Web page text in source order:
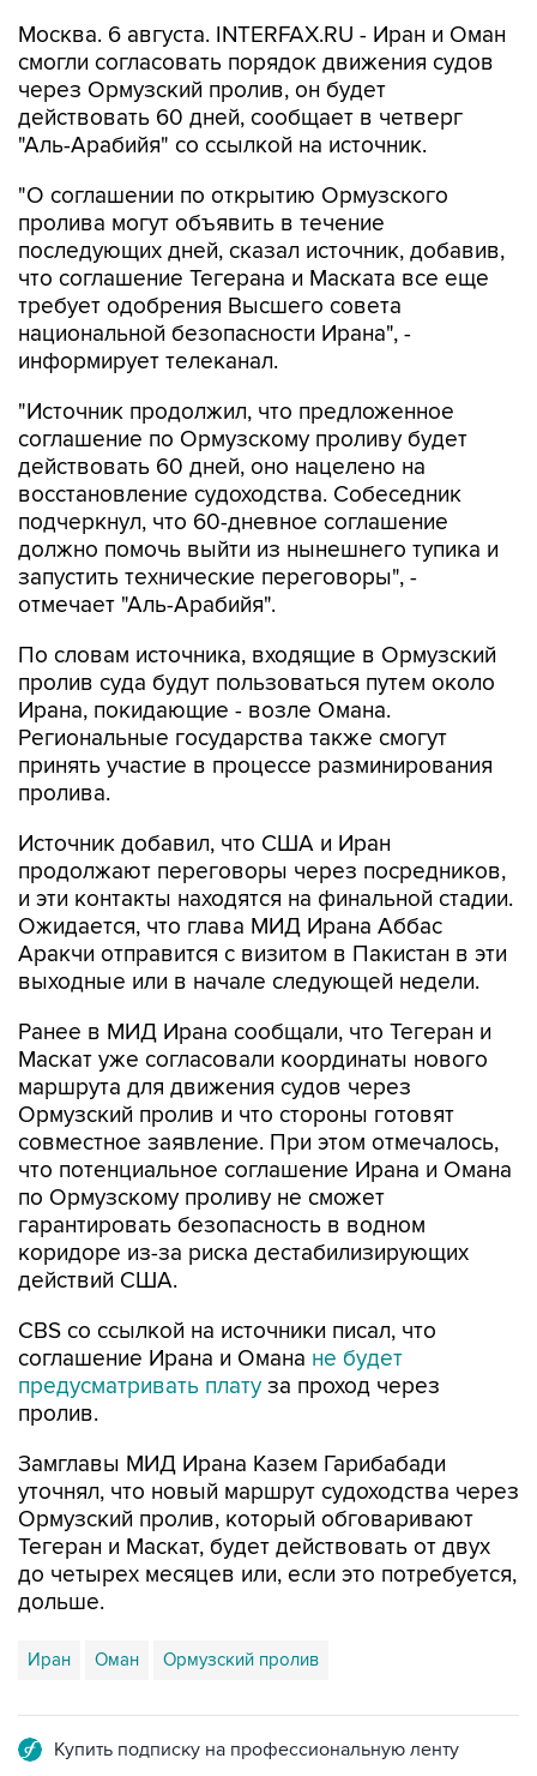
Москва. 6 августа. INTERFAX.RU - Иран и Оман
смогли согласовать порядок движения судов
через Ормузский пролив, он будет
действовать 60 дней, сообщает в четверг
"Аль-Арабийя" со ссылкой на источник.
"О соглашении по открытию Ормузского
пролива могут объявить в течение
последующих дней, сказал источник, добавив,
что соглашение Тегерана и Маската все еще
требует одобрения Высшего совета
национальной безопасности Ирана", -
информирует телеканал.
"Источник продолжил, что предложенное
соглашение по Ормузскому проливу будет
действовать 60 дней, оно нацелено на
восстановление судоходства. Собеседник
подчеркнул, что 60-дневное соглашение
должно помочь выйти из нынешнего тупика и
запустить технические переговоры", -
отмечает "Аль-Арабийя".
По словам источника, входящие в Ормузский
пролив суда будут пользоваться путем около
Ирана, покидающие - возле Омана.
Региональные государства также смогут
принять участие в процессе разминирования
пролива.
Источник добавил, что США и Иран
продолжают переговоры через посредников,
и эти контакты находятся на финальной стадии.
Ожидается, что глава МИД Ирана Аббас
Аракчи отправится с визитом в Пакистан в эти
выходные или в начале следующей недели.
Ранее в МИД Ирана сообщали, что Тегеран и
Маскат уже согласовали координаты нового
маршрута для движения судов через
Ормузский пролив и что стороны готовят
совместное заявление. При этом отмечалось,
что потенциальное соглашение Ирана и Омана
по Ормузскому проливу не сможет
гарантировать безопасность в водном
коридоре из-за риска дестабилизирующих
действий США.
CBS со ссылкой на источники писал, что
соглашение Ирана и Омана не будет
предусматривать плату за проход через
пролив.
Замглавы МИД Ирана Казем Гарибабади
уточнял, что новый маршрут судоходства через
Ормузский пролив, который обговаривают
Тегеран и Маскат, будет действовать от двух
до четырех месяцев или, если это потребуется,
дольше.
Иран Оман Ормузский пролив
Купить подписку на профессиональную ленту